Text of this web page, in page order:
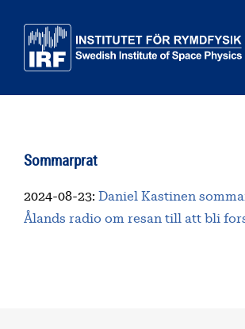
Sommarprat
2024-08-23:
Daniel Kastinen
Ålands radio om resan till att bli